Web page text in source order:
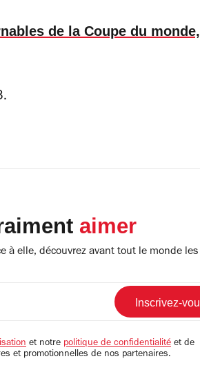
de la Coupe du monde,
aimer
à elle, découvrez avant tout le monde les
et notre politique de confidentialité et de
et promotionnelles de nos partenaires.